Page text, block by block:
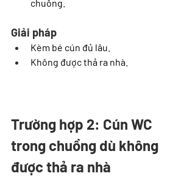
chuồng.
Giải pháp
Kèm bé cún đủ lâu.
Không được thả ra nhà.
Trường hợp 2: Cún WC
trong chuồng dù không
được thả ra nhà